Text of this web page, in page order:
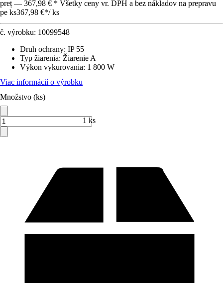
preț — 367,98 € * Všetky ceny vr. DPH a bez nákladov na prepravu
pe ks367,98 €*/ ks
č. výrobku: 10099548
Druh ochrany: IP 55
Typ žiarenia: Žiarenie A
Výkon vykurovania: 1 800 W
Viac informácií o výrobku
Množstvo (ks)
1 ks